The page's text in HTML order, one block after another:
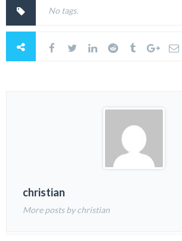
No tags.
christian
More posts by christian